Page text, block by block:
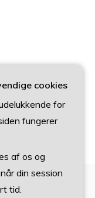
cookies
for
fungerer
af os og
din session
tid.